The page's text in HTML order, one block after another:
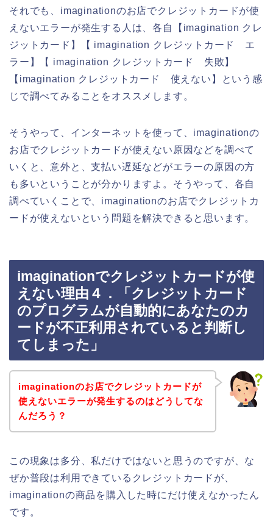
それでも、imaginationのお店でクレジットカードが使
えないエラーが発生する人は、各自【imagination クレ
ジットカード】【 imagination クレジットカード エ
ラー】【 imagination クレジットカード 失敗】
【imagination クレジットカード 使えない】という感
じで調べてみることをオススメします。
そうやって、インターネットを使って、imaginationの
お店でクレジットカードが使えない原因などを調べて
いくと、意外と、支払い遅延などがエラーの原因の方
も多いということが分かりますよ。そうやって、各自
調べていくことで、imaginationのお店でクレジットカ
ードが使えないという問題を解決できると思います。
imaginationでクレジットカードが使
えない理由４．「クレジットカード
のプログラムが自動的にあなたのカ
ードが不正利用されていると判断し
てしまった」
imaginationのお店でクレジットカードが
使えないエラーが発生するのはどうしてな
んだろう？
この現象は多分、私だけではないと思うのですが、な
ぜか普段は利用できているクレジットカードが、
imaginationの商品を購入した時にだけ使えなかったん
です。